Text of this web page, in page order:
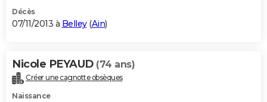
Décès
07/11/2013 à Belley(Ain)
Nicole PEYAUD (74 ans)
Créer une cagnotte obsèques
Naissance